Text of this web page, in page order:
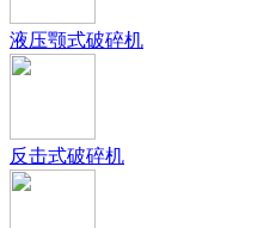
液压颚式破碎机
反击式破碎机